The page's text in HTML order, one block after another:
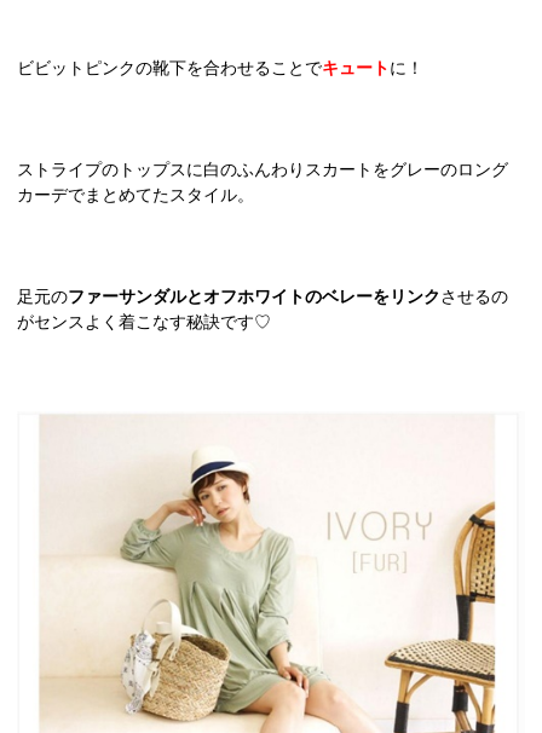
ビビットピンクの靴下を合わせることでキュートに！
ストライプのトップスに白のふんわりスカートをグレーのロング
カーデでまとめてたスタイル。
足元のファーサンダルとオフホワイトのベレーをリンクさせるの
がセンスよく着こなす秘訣です♡